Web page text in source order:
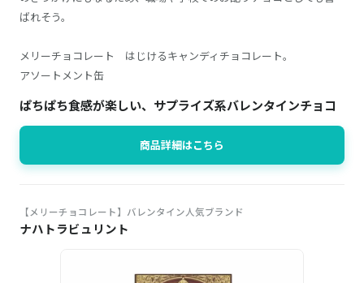
ばれそう。
メリーチョコレート はじけるキャンディチョコレート。
アソートメント缶
ぱちぱち食感が楽しい、サプライズ系バレンタインチョコ
商品詳細はこちら
【メリーチョコレート】バレンタイン人気ブランド
ナハトラビュリント